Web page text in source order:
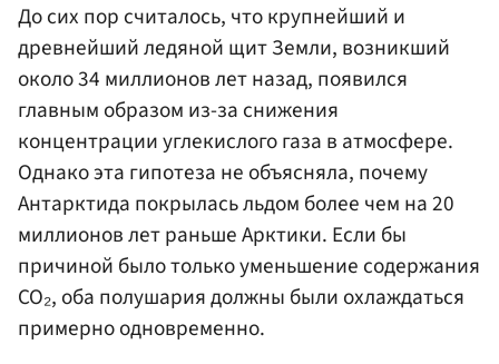
До сих пор считалось, что крупнейший и
древнейший ледяной щит Земли, возникший
около 34 миллионов лет назад, появился
главным образом из-за снижения
концентрации углекислого газа в атмосфере.
Однако эта гипотеза не объясняла, почему
Антарктида покрылась льдом более чем на 20
миллионов лет раньше Арктики. Если бы
причиной было только уменьшение содержания
CO₂, оба полушария должны были охлаждаться
примерно одновременно.